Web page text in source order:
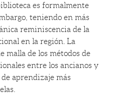
es formalmente
teniendo en más
reminiscencia de la
en la región.La
malla de los métodos de
entre los ancianos y
aprendizaje más